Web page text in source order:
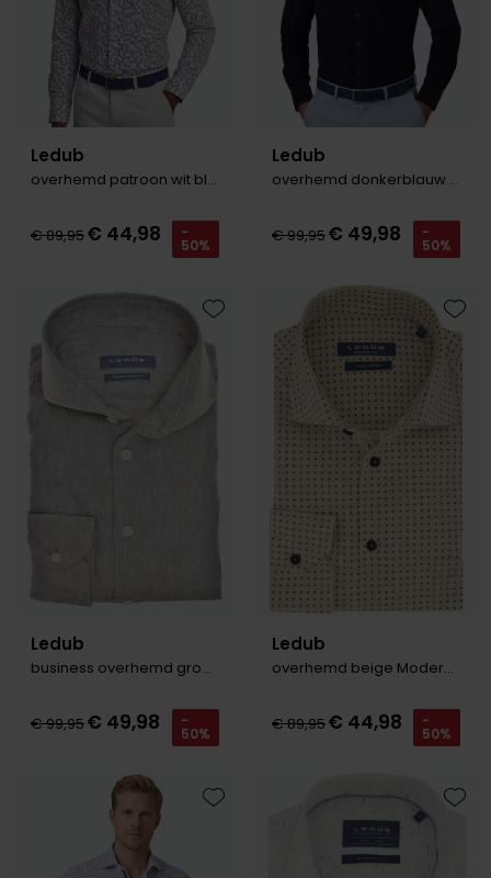
Ledub
overhemd patroon wit blauw geprint
€ 89,95€ 44,98 -
50%
Ledub
overhemd donkerblauw corduroy
€ 99,95€ 49,98 -
50%
Ledub
business overhemd groen Modern Fit New
€ 99,95€ 49,98 -
50%
Toevoegen aan favorieten
Ledub
overhemd beige Modern Fit New
€ 89,95€ 44,98 -
50%
Toevoegen aan favorieten